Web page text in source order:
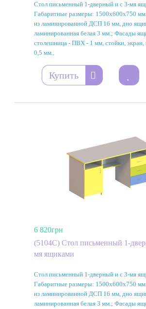
Стол письменный 1-дверный и с 3-мя
Габаритные размеры: 1500х600х750
из ламинированной ДСП 16 мм, дно
ламинированная белая 3 мм.; Фасады
столешница - ПВХ - 1 мм, стойки,
0,5 мм..
Купить
6 820грн
(5104C) Стол письменный 1-
мя ящиками
Стол письменный 1-дверный и с 3-мя
Габаритные размеры: 1500х600х750
из ламинированной ДСП 16 мм, дно
ламинированная белая 3 мм.; Фасады